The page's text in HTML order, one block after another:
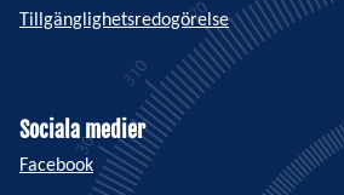
Tillgänglighetsredogörelse
Sociala medier
Facebook